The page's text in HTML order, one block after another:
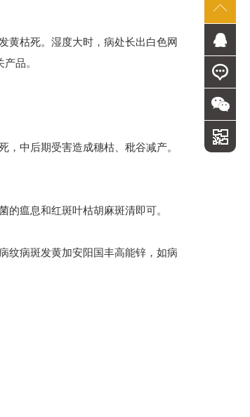
枯死。湿度大时，病处长出白色网
品。
中后期受害造成穗枯、秕谷减产。
瘟息和红斑叶枯胡麻斑清即可。
病斑发黄加安阳国丰高能锌，如病